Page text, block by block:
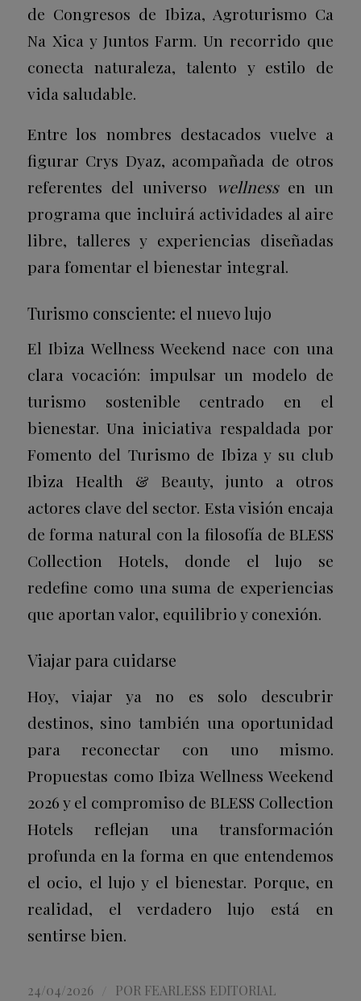
de Congresos de Ibiza, Agroturismo Ca
Na Xica y Juntos Farm. Un recorrido que
conecta naturaleza, talento y estilo de
vida saludable.
Entre los nombres destacados vuelve a
figurar Crys Dyaz, acompañada de otros
referentes del universo wellnessen un
programa que incluirá actividades al aire
libre, talleres y experiencias diseñadas
para fomentar el bienestar integral.
Turismo consciente: el nuevo lujo
El Ibiza Wellness Weekend nace con una
clara vocación: impulsar un modelo de
turismo sostenible centrado en el
bienestar. Una iniciativa respaldada por
Fomento del Turismo de Ibizay su club
Ibiza Health & Beauty, junto a otros
actores clave del sector. Esta visión encaja
de forma natural con la filosofía de BLESS
Collection Hotels, donde el lujo se
redefine como una suma de experiencias
que aportan valor, equilibrio y conexión.
Viajar para cuidarse
Hoy, viajar ya no es solo descubrir
destinos, sino también una oportunidad
para reconectar con uno mismo.
Propuestas como Ibiza Wellness Weekend
2026 y el compromiso de BLESS Collection
Hotels reflejan una transformación
profunda en la forma en que entendemos
el ocio, el lujo y el bienestar. Porque, en
realidad, el verdadero lujo está en
sentirse bien.
24/04/2026 POR FEARLESS EDITORIAL